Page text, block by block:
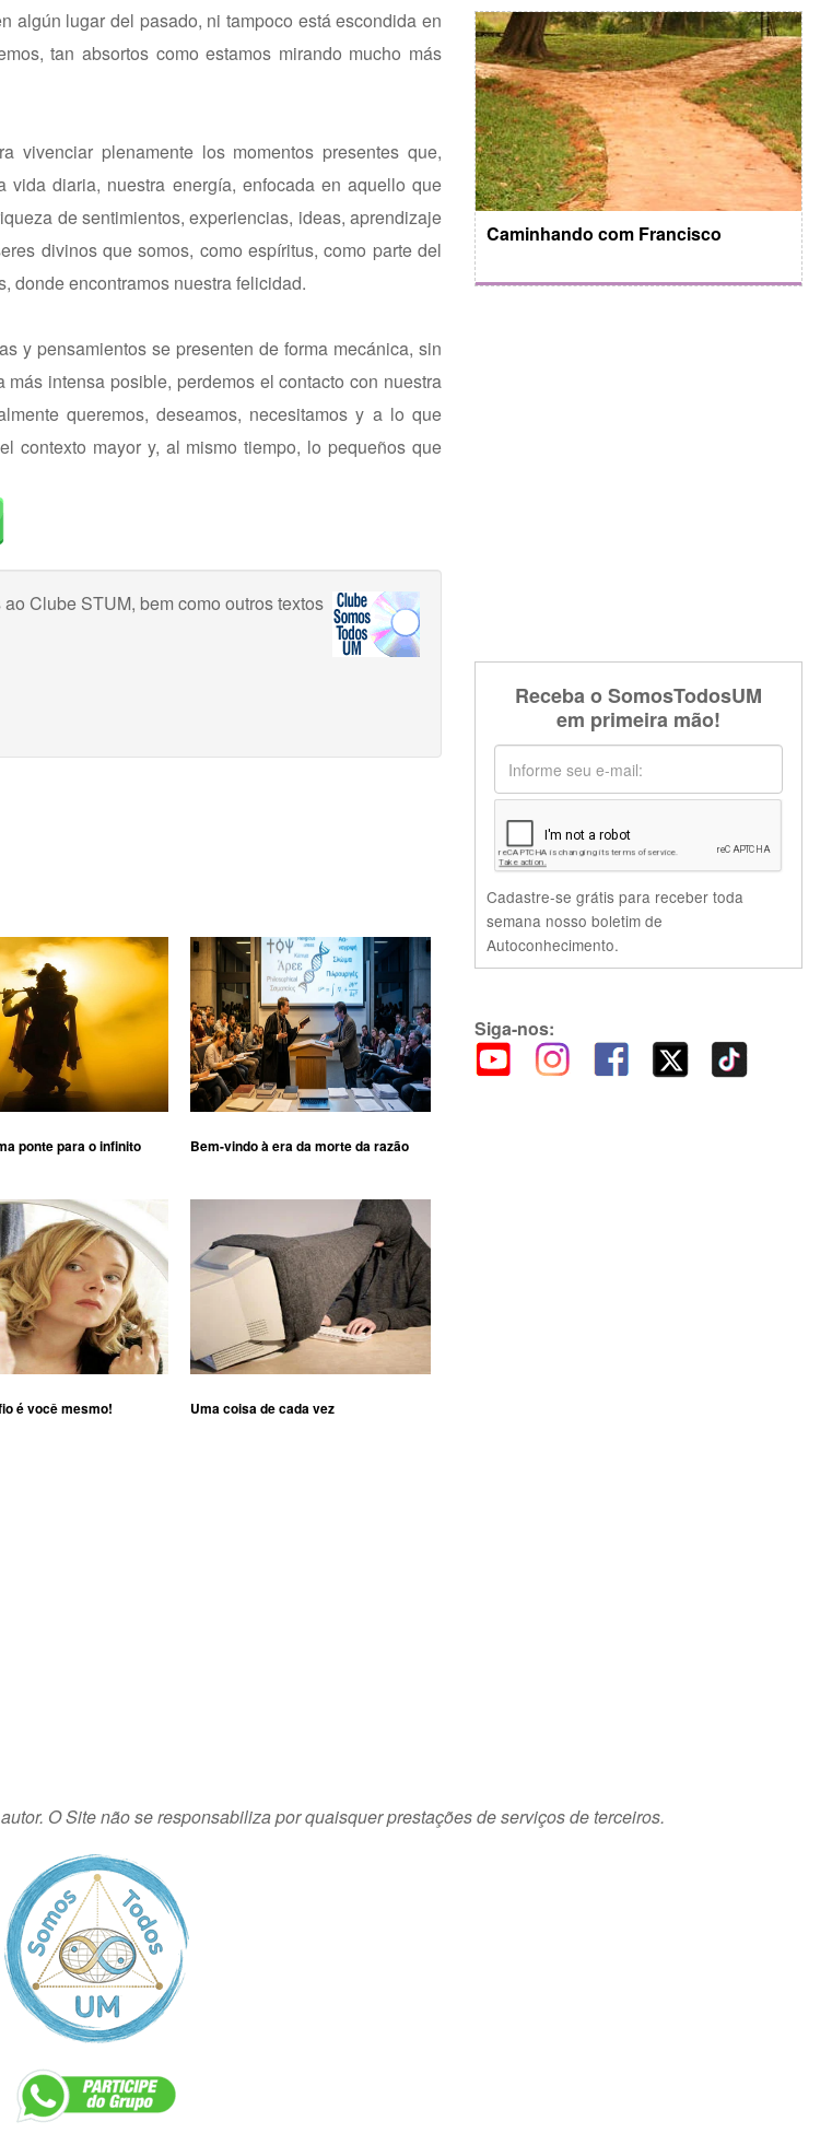
algún lugar del pasado, ni tampoco está escondida en
tan absortos como estamos mirando mucho más
vivenciar plenamente los momentos presentes que,
vida diaria, nuestra energía, enfocada en aquello que
de sentimientos, experiencias, ideas, aprendizaje
divinos que somos, como espíritus, como parte del
donde encontramos nuestra felicidad.
y pensamientos se presenten de forma mecánica, sin
intensa posible, perdemos el contacto con nuestra
queremos, deseamos, necesitamos y a lo que
contexto mayor y, al mismo tiempo, lo pequeños que
Clube STUM, bem como outros textos
ponte para o infinito Bem-vindo à era da morte da razão
é você mesmo! Uma coisa de cada vez
Caminhando com Francisco
Receba o SomosTodosUM
em primeira mão!
Cadastre-se grátis para receber toda
semana nosso boletim de
Autoconhecimento.
Siga-nos:
O Site não se responsabiliza por quaisquer prestações de serviços de terceiros.